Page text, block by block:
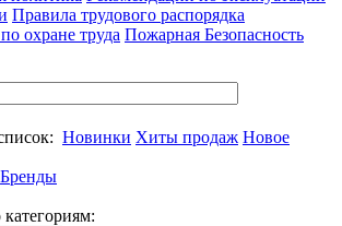
Правила трудового распорядка
охране труда Пожарная Безопасность
Новинки Хиты продаж Новое
Бренды